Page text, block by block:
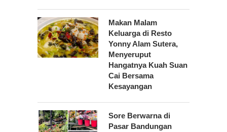
Makan Malam
Keluarga di Resto
Yonny Alam Sutera,
Menyeruput
Hangatnya Kuah Suan
Cai Bersama
Kesayangan
Sore Berwarna di
Pasar Bandungan